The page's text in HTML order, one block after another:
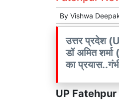
By Vishwa
उत्तर प्रदेश
डॉ अमित
का
UP